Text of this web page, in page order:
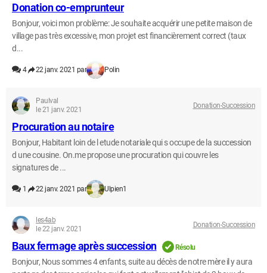
Donation co-emprunteur
Bonjour, voici mon problème: Je souhaite acquérir une petite maison de
village pas très excessive, mon projet est financièrement correct (taux
d...
4 22 janv. 2021 par Polin
Paulval
le 21 janv. 2021
Donation-Succession
Procuration au notaire
Bonjour, Habitant loin de l etude notariale qui s occupe de la succession
d une cousine. On.me propose une procuration qui couvre les
signatures de ...
1 22 janv. 2021 par Ulpien1
les4ab
le 22 janv. 2021
Donation-Succession
Baux fermage après succession Résolu
Bonjour, Nous sommes 4 enfants, suite au décès de notre mère il y aura